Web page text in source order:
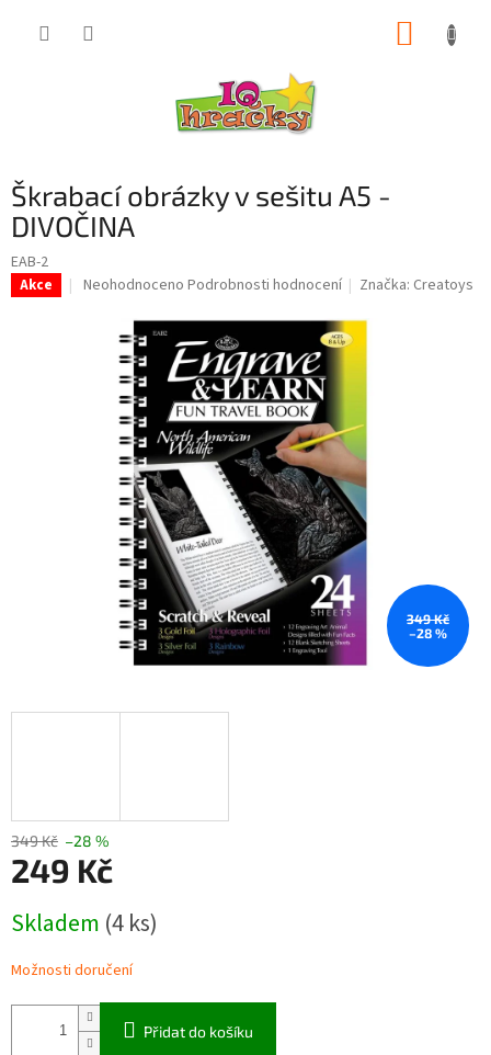
Škrabací obrázky v sešitu A5 -
DIVOČINA
EAB-2
Akce
Průměrné
produktu
hvězdiček.
Neohodnoceno Podrobnosti hodnocení Značka: Creatoys
349 Kč
–28 %
349 Kč –28 %
249 Kč
cena:
Skladem (4 ks)
Možnosti doručení
Přidat do košíku